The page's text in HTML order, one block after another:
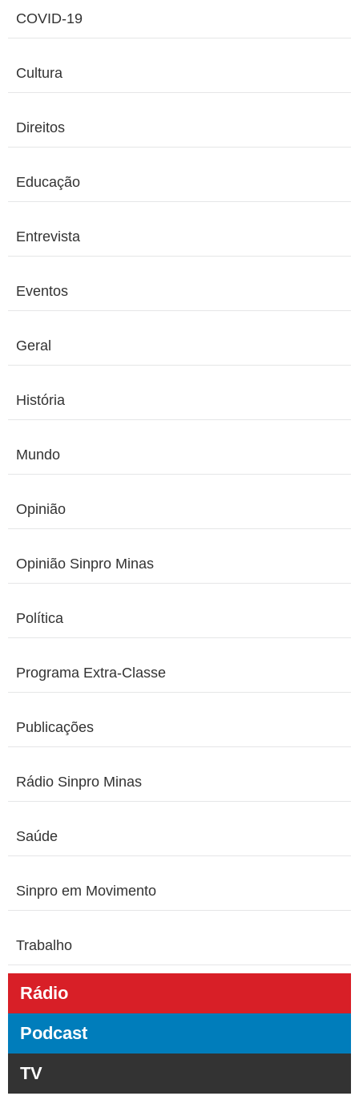
COVID-19
Cultura
Direitos
Educação
Entrevista
Eventos
Geral
História
Mundo
Opinião
Opinião Sinpro Minas
Política
Programa Extra-Classe
Publicações
Rádio Sinpro Minas
Saúde
Sinpro em Movimento
Trabalho
Rádio
Podcast
TV